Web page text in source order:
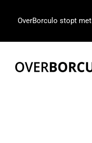
OverBorculo stopt